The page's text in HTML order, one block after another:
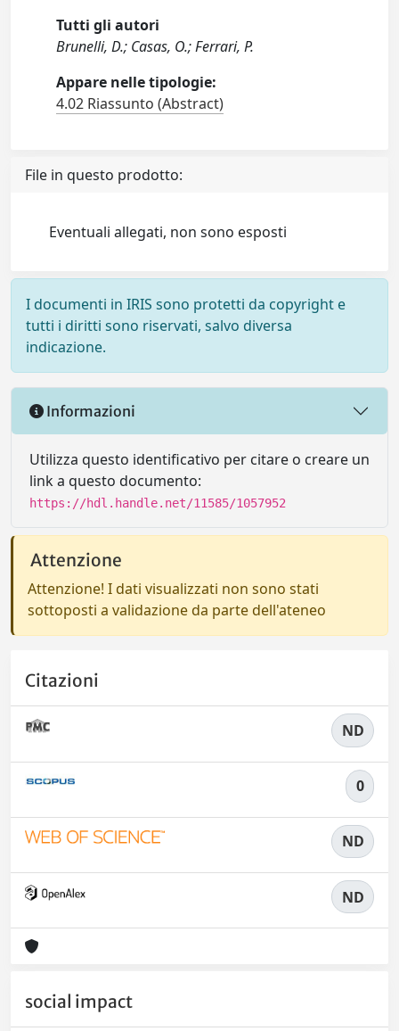
Tutti gli autori
Brunelli, D.; Casas, O.; Ferrari, P.
Appare nelle tipologie:
4.02 Riassunto (Abstract)
File in questo prodotto:
Eventuali allegati, non sono esposti
I documenti in IRIS sono protetti da copyright e
tutti i diritti sono riservati, salvo diversa
indicazione.
Informazioni
Utilizza questo identificativo per citare o creare un
link a questo documento:
https://hdl.handle.net/11585/1057952
Attenzione
Attenzione! I dati visualizzati non sono stati
sottoposti a validazione da parte dell'ateneo
Citazioni
ND
0
ND
ND
social impact